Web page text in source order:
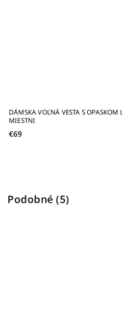
DÁMSKA VOĽNÁ VESTA S OPASKOM
MIESTNI
€69
Podobné (5)